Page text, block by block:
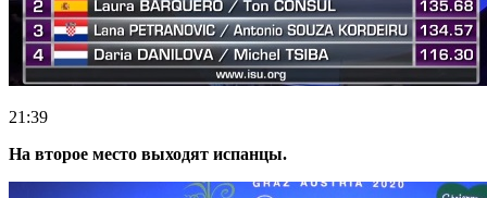
21:39
На второе место выходят испанцы.